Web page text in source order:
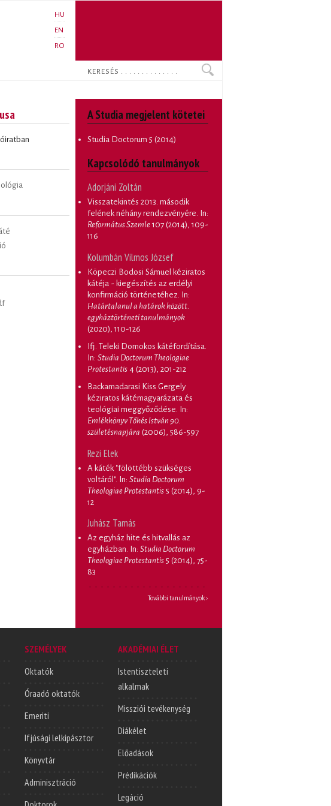
HU
EN
RO
Keresés
A Studia megjelent kötetei
Studia Doctorum 5 (2014)
Kapcsolódó tanulmányok
Adorjáni Zoltán
Visszatekintés 2013. második
felének néhány rendezvényére. In:
Református Szemle107 (2014), 109-
116
Kolumbán Vilmos József
Köpeczi Bodosi Sámuel kéziratos
kátéja - kiegészítés az erdélyi
konfirmáció történetéhez . In:
Határtalanul a határok között.
egyháztörténeti tanulmányok
(2020), 110-126
Ifj. Teleki Domokos kátéfordítása
In: Studia Doctorum Theologiae
Protestantis 4 (2013), 201-212
Backamadarasi Kiss Gergely
kéziratos kátémagyarázata és
teológiai meggyőződése . In:
Emlékkönyv Tőkés István 90.
születésnapjára (2006), 586-597
Rezi Elek
A káték "fölöttébb szükséges
voltáról". In: Studia Doctorum
Theologiae Protestantis 5 (2014), 9-
12
Juhász Tamás
Az egyház hite és hitvallás az
egyházban. In: Studia Doctorum
Theologiae Protestantis 5 (2014), 75-
83
További tanulmányok ›
SZEMÉLYEK
Oktatók
Óraadó oktatók
Emeriti
Ifjúsági lelkipásztor
Könyvtár
Adminisztráció
AKADÉMIAI ÉLET
Istentiszteleti
alkalmak
Missziói tevékenység
Diákélet
Előadások
Prédikációk
Legáció